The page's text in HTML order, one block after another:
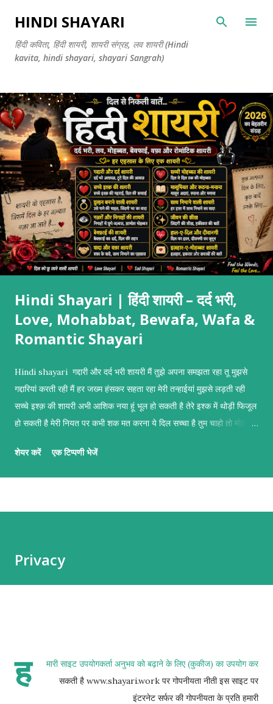
सीधे मुख्य सामग्री पर जाएं
HINDI SHAYARI
हिंदी कविता, हिंदी शायरी, शायरी संग्रह, लव शायरी (Hindi
kavita, hindi shayari, shayari Sangrah)
Hindi Shayari | हिंदी शायरी – दर्द भरी,
Love, Mohabbat, Bewafa, Wafa &
Romantic Shayari
Hindi shayari गद्दारी और दर्द भरी शायरी मैं तुझे अपना समझता रहा तू मुझसे
गद्दारियां करती रही मैं हर जख्म हंसकर सहता रहा मेरी तन्हाईयां मुझसे लड़ती रही
सच्चे इश्क़ की शायरी अभी आशिक नया हूं भूल हो सकती है तेरे इश्क में थोड़ी फिजूल
हो सकती है मेरी नियत पर कभी शक मत करना ये दिल सच्चा है तुम चाहो तो मोहब्बत
तुम सिर्फ खूबसूरत ही नहीं मेरे हर ख्वाहिश की इबादत हो तुम्हें दुल्हन बनाने का इरादा
रहकर वादा और वफ़ा शायरी वादा करती हो तो निभाया करो हर बात पर यूं ना
शेयर करें एक टिप्पणी भेजें
Privacy
ह
मारी साइट उपयोगकर्ता अनुभव को बढ़ाने के लिए (कुकीज) का उपयोग कर
सकती है www.shayari.work पर गोपनीयता नीती इस साइट पर
इंटरनेट सर्फर की गोपनीयता के प्रति हमारी